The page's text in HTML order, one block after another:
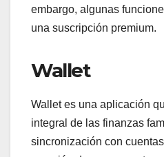
embargo, algunas
una suscripción premium.
Wallet
Wallet es una aplicación
integral de las finanzas
sincronización con